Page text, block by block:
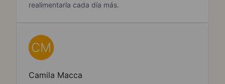
realimentarla cada día más.
CM
Camila Macca